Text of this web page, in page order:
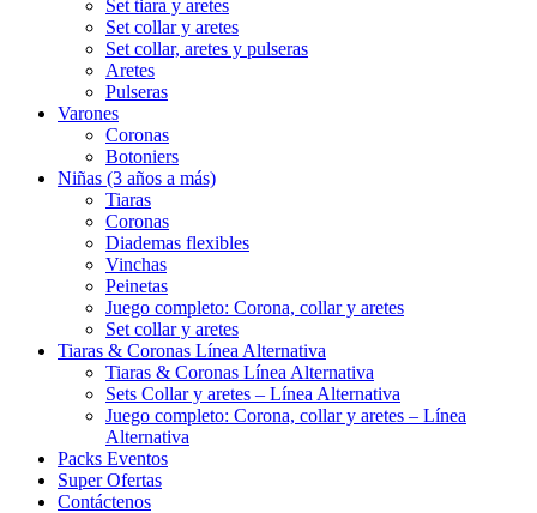
Set tiara y aretes
Set collar y aretes
Set collar, aretes y pulseras
Aretes
Pulseras
Varones
Coronas
Botoniers
Niñas (3 años a más)
Tiaras
Coronas
Diademas flexibles
Vinchas
Peinetas
Juego completo: Corona, collar y aretes
Set collar y aretes
Tiaras & Coronas Línea Alternativa
Tiaras & Coronas Línea Alternativa
Sets Collar y aretes – Línea Alternativa
Juego completo: Corona, collar y aretes – Línea
Alternativa
Packs Eventos
Super Ofertas
Contáctenos